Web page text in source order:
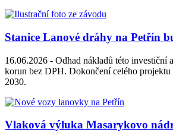
Stanice Lanové dráhy na Petřín
16.06.2026 - Odhad nákladů této investiční
korun bez DPH. Dokončení celého projektu
2030.
Vlaková výluka Masarykovo